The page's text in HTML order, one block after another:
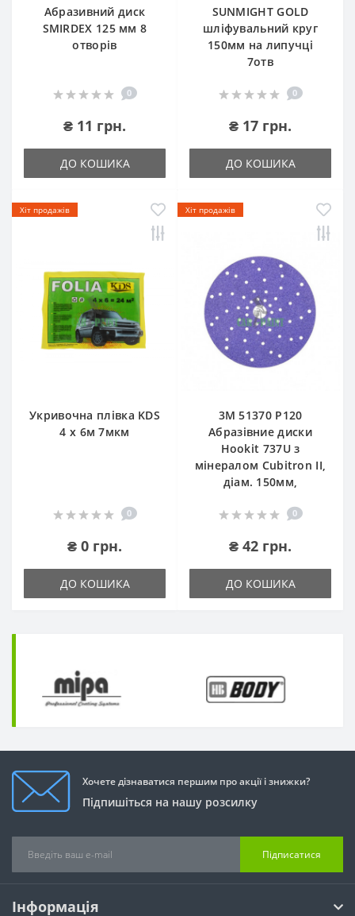
Абразивний диск
SMIRDEX 125 мм 8
отворів
0
₴ 11 грн.
ДО КОШИКА
SUNMIGHT GOLD
шліфувальний круг
150мм на липучці
7отв
0
₴ 17 грн.
ДО КОШИКА
Хіт продажів
Укривочна плівка KDS
4 х 6м 7мкм
0
₴ 0 грн.
ДО КОШИКА
Хіт продажів
3М 51370 P120
Абразівние диски
Hookit 737U з
мінералом Cubitron II,
діам. 150мм,
0
₴ 42 грн.
ДО КОШИКА
Хочете дізнаватися першим про акції і знижки?
Підпишіться на нашу розсилку
Підписатися
Інформація